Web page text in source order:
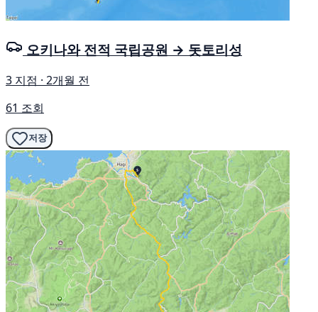
오키나와 전적 국립공원 → 돗토리성
3 지점 · 2개월 전
61 조회
저장